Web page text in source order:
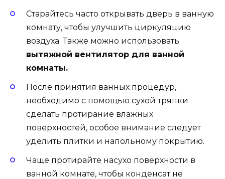
Старайтесь часто открывать дверь в ванную
комнату, чтобы улучшить циркуляцию
воздуха. Также можно использовать
вытяжной вентилятор для ванной
комнаты.
После принятия ванных процедур,
необходимо с помощью сухой тряпки
сделать протирание влажных
поверхностей, особое внимание следует
уделить плитки и напольному покрытию.
Чаще протирайте насухо поверхности в
ванной комнате, чтобы конденсат не